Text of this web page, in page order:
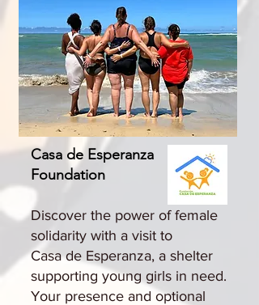
Casa de Esperanza
Foundation
Discover the power of female
solidarity with a visit to
Casa de Esperanza, a shelter
supporting young girls in need.
Your presence and optional